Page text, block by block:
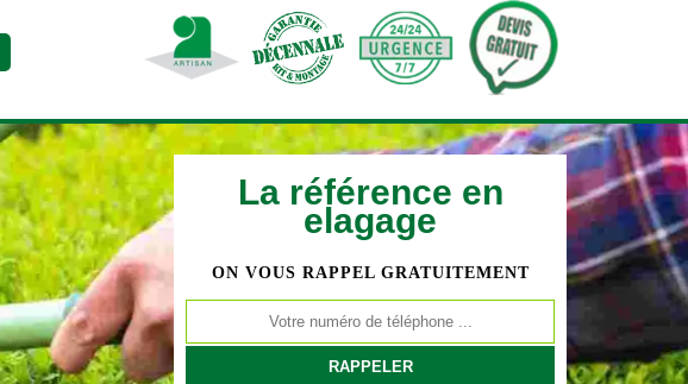
La référence en
elagage
ON VOUS RAPPEL GRATUITEMENT